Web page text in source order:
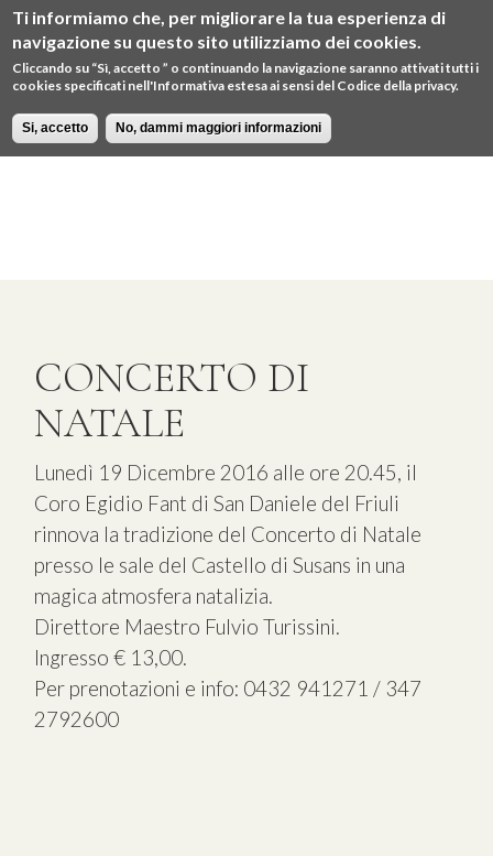
Ti informiamo che, per migliorare la tua esperienza di
navigazione su questo sito utilizziamo dei cookies.
Cliccando su “Sì, accetto ” o continuando la navigazione saranno attivati tutti i
cookies specificati nell'Informativa estesa ai sensi del Codice della privacy.
Si, accetto No, dammi maggiori informazioni
Menu
IT EN
CONCERTO DI
NATALE
Lunedì 19 Dicembre 2016 alle ore 20.45, il
Coro Egidio Fant di San Daniele del Friuli
rinnova la tradizione del Concerto di Natale
presso le sale del Castello di Susans in una
magica atmosfera natalizia.
Direttore Maestro Fulvio Turissini.
Ingresso € 13,00.
Per prenotazioni e info: 0432 941271 / 347
2792600